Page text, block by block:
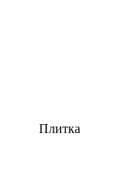
Плитка